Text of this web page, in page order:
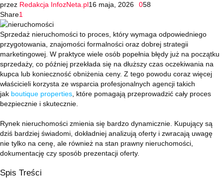
przez Redakcja InfozNeta.pl16 maja, 2026 058
Share1
Sprzedaż nieruchomości to proces, który wymaga odpowiedniego
przygotowania, znajomości formalności oraz dobrej strategii
marketingowej. W praktyce wiele osób popełnia błędy już na początku
sprzedaży, co później przekłada się na dłuższy czas oczekiwania na
kupca lub konieczność obniżenia ceny. Z tego powodu coraz więcej
właścicieli korzysta ze wsparcia profesjonalnych agencji takich
jak boutique properties , które pomagają przeprowadzić cały proces
bezpiecznie i skutecznie.
Rynek nieruchomości zmienia się bardzo dynamicznie. Kupujący są
dziś bardziej świadomi, dokładniej analizują oferty i zwracają uwagę
nie tylko na cenę, ale również na stan prawny nieruchomości,
dokumentację czy sposób prezentacji oferty.
Spis Treści